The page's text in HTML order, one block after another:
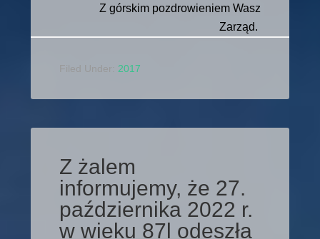
Z górskim pozdrowieniem Wasz
Zarząd.
Filed Under: 2017
Z żalem
informujemy, że 27.
października 2022 r.
w wieku 87l odeszła